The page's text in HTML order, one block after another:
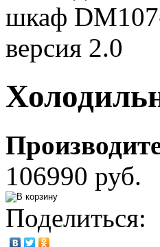
106990 руб.
Поделиться: